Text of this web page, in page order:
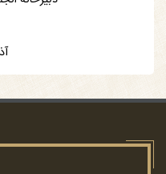
آذر